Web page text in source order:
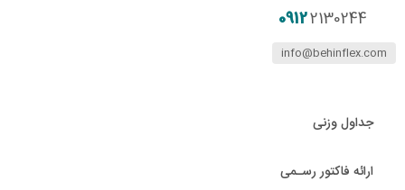
09122130244
info@behinflex.com
جداول وزنی
ارائه فاکتور رسـمی